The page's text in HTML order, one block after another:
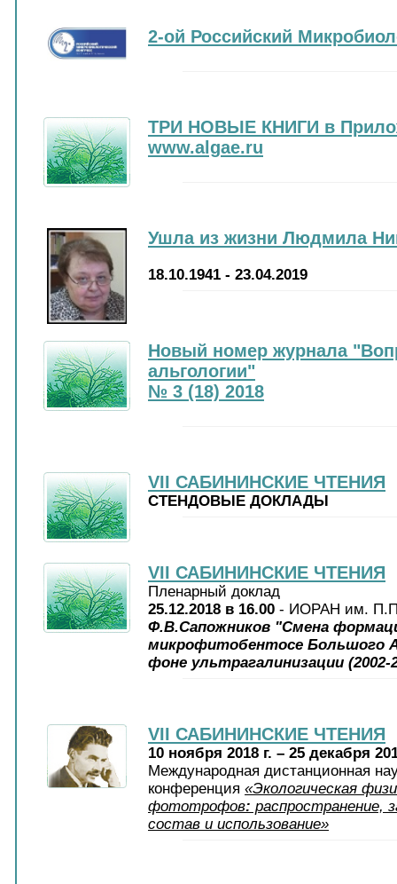
2-ой Российский
ТРИ НОВЫЕ КНИГИ в
www.algae.ru
Ушла из жизни Людмила
18.10.1941 - 23.04.2019
Новый номер журнала
альгологии"
№ 3 (18) 2018
VII САБИНИНСКИЕ ЧТЕНИЯ
СТЕНДОВЫЕ ДОКЛАДЫ
VII САБИНИНСКИЕ ЧТЕНИЯ
Пленарный доклад
25.12.2018 в 16.00 - ИОРАН им.
Ф.В.Сапожников "Смена
микрофитобентосе Большого
фоне ультрагалинизации (2002-
VII САБИНИНСКИЕ ЧТЕНИЯ
10 ноября 2018 г. – 25 декабря
Международная дистанционная
конференция «Экологическая
фототрофов: распространение,
состав и использование»